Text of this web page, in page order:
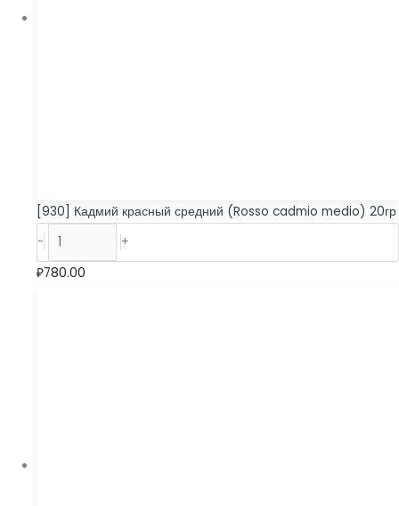
[930] Кадмий красный средний (Rosso cadmio medio) 20гр
-
+
₽780.00